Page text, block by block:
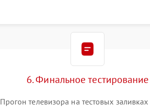
6. Финальное тестирование
Прогон телевизора на тестовых